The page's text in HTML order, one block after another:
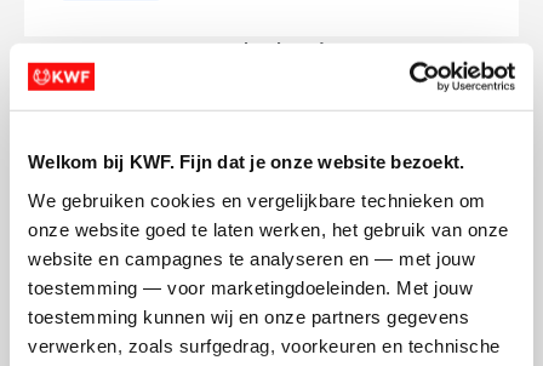
Welkom bij KWF. Fijn dat je onze website bezoekt.
We gebruiken cookies en vergelijkbare technieken om
onze website goed te laten werken, het gebruik van onze
website en campagnes te analyseren en — met jouw
toestemming — voor marketingdoeleinden. Met jouw
toestemming kunnen wij en onze partners gegevens
verwerken, zoals surfgedrag, voorkeuren en technische
Merel's badges